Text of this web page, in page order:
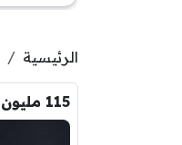
الرئيسية